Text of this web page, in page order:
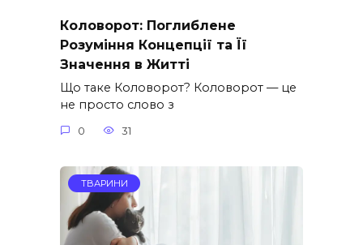
Коловорот: Поглиблене
Розуміння Концепції та Її
Значення в Житті
Що таке Коловорот? Коловорот — це
не просто слово з
0 31
ТВАРИНИ